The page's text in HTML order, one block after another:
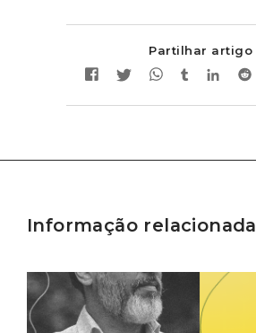
Partilhar artigo
Informação relacionada